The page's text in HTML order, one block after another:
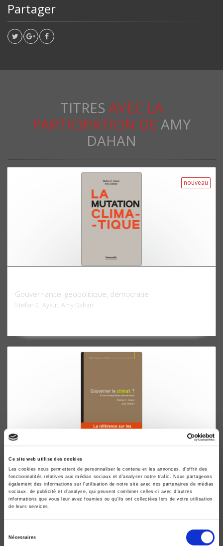
Ce site web utilise des cookies
Les cookies nous permettent de personnaliser le contenu et les annonces, d'offrir des
fonctionnalités relatives aux médias sociaux et d'analyser notre trafic. Nous partageons
également des informations sur l'utilisation de notre site avec nos partenaires de médias
sociaux, de publicité et d'analyse, qui peuvent combiner celles-ci avec d'autres
informations que vous leur avez fournies ou qu'ils ont collectées lors de votre utilisation
de leurs services.
Nécessaires
Partager
TITRES AVEC LA
PARTICIPATION DE AMY
DAHAN
nouveau
Gouvernance, géopolitique, démocratie
Stefan C. Aykut, Amy Dahan
Gouverner le climat ?
20 ans de négociations internationales
Stefan C. Aykut, Amy Dahan